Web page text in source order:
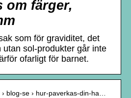
om färger,
som för graviditet, det
utan sol-produkter går inte
ofarligt för barnet.
blog-se › hur-paverkas-din-ha…